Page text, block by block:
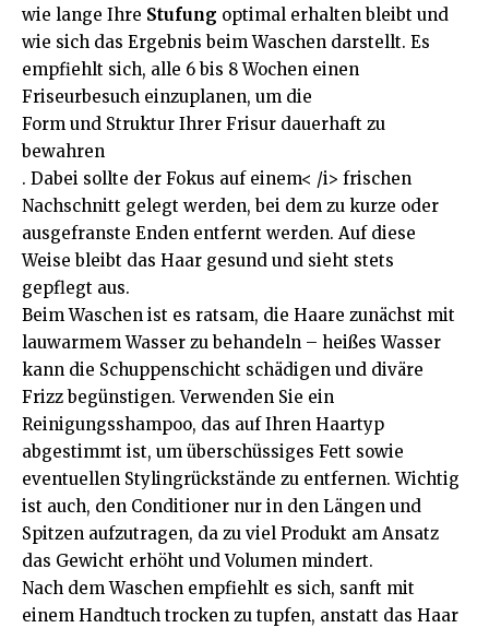
wie lange Ihre Stufung optimal erhalten bleibt und
wie sich das Ergebnis beim Waschen darstellt. Es
empfiehlt sich, alle 6 bis 8 Wochen einen
Friseurbesuch einzuplanen, um die
Form und Struktur Ihrer Frisur dauerhaft zu
bewahren
. Dabei sollte der Fokus auf einem< /i> frischen
Nachschnitt gelegt werden, bei dem zu kurze oder
ausgefranste Enden entfernt werden. Auf diese
Weise bleibt das Haar gesund und sieht stets
gepflegt aus.
Beim Waschen ist es ratsam, die Haare zunächst mit
lauwarmem Wasser zu behandeln – heißes Wasser
kann die Schuppenschicht schädigen und diväre
Frizz begünstigen. Verwenden Sie ein
Reinigungsshampoo, das auf Ihren Haartyp
abgestimmt ist, um überschüssiges Fett sowie
eventuellen Stylingrückstände zu entfernen. Wichtig
ist auch, den Conditioner nur in den Längen und
Spitzen aufzutragen, da zu viel Produkt am Ansatz
das Gewicht erhöht und Volumen mindert.
Nach dem Waschen empfiehlt es sich, sanft mit
einem Handtuch trocken zu tupfen, anstatt das Haar